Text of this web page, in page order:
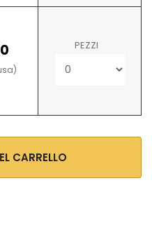
PEZZI
CARRELLO